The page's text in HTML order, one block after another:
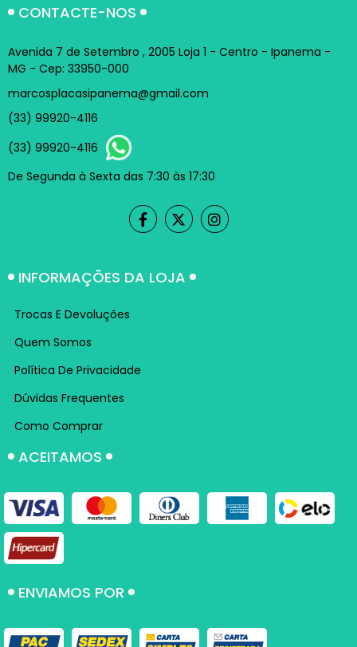
CONTACTE-NOS
Avenida 7 de Setembro , 2005 Loja 1 - Centro - Ipanema -
MG - Cep: 33950-000
marcosplacasipanema@gmail.com
(33) 99920-4116
(33) 99920-4116
De Segunda à Sexta das 7:30 às 17:30
INFORMAÇÕES DA LOJA
Trocas E Devoluções
Quem Somos
Política De Privacidade
Dúvidas Frequentes
Como Comprar
ACEITAMOS
ENVIAMOS POR